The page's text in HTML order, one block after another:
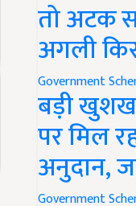
तो अटक
अगली
Government
बड़ी
पर मिल
अनुदान,
Government